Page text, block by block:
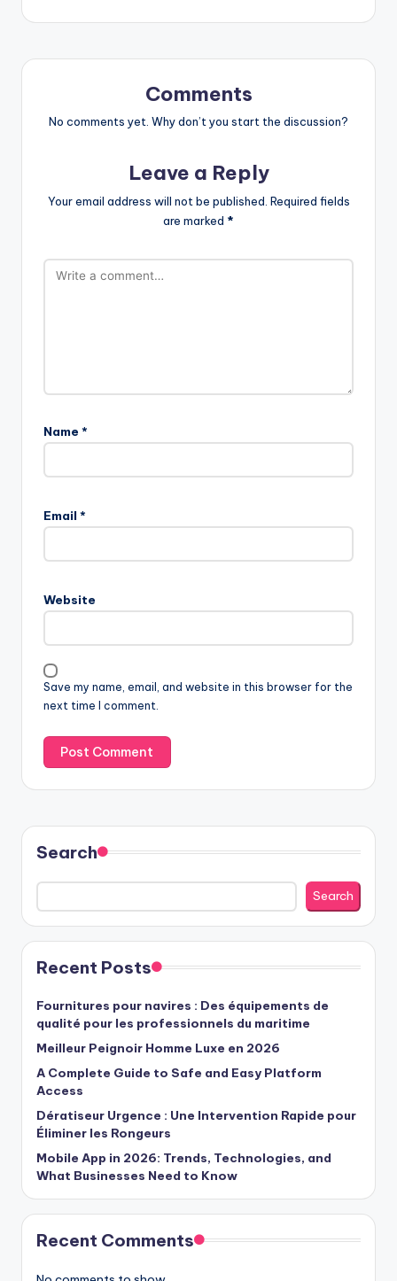
Comments
No comments yet. Why don’t you start the discussion?
Leave a Reply
Your email address will not be published. Required fields
are marked *
Name *
Email *
Website
Save my name, email, and website in this browser for the
next time I comment.
Search
Search
Recent Posts
Fournitures pour navires : Des équipements de
qualité pour les professionnels du maritime
Meilleur Peignoir Homme Luxe en 2026
A Complete Guide to Safe and Easy Platform
Access
Dératiseur Urgence : Une Intervention Rapide pour
Éliminer les Rongeurs
Mobile App in 2026: Trends, Technologies, and
What Businesses Need to Know
Recent Comments